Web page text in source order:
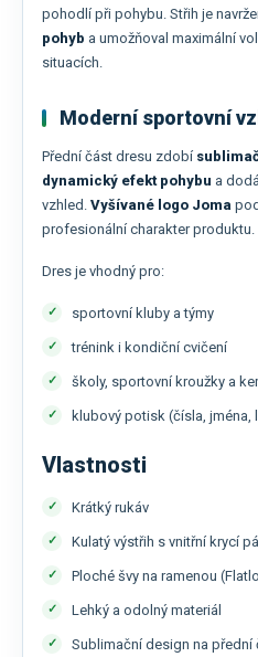
pohodlí při pohybu. Střih je
pohyb a umožňoval maximální
situacích.
Moderní sportovní
Přední část dresu zdobí
dynamický efekt pohybu a
vzhled. Vyšívané logo Joma
profesionální charakter produktu.
Dres je vhodný pro:
sportovní kluby a týmy
trénink i kondiční cvičení
školy, sportovní kroužky a
klubový potisk (čísla, jména,
Vlastnosti
Krátký rukáv
Kulatý výstřih s vnitřní krycí
Ploché švy na ramenou
Lehký a odolný materiál
Sublimační design na přední